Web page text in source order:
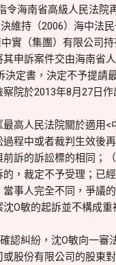
海南省高級人民法院
維持（2006）海中法
實（集團）有限公司
申訴案件交由海南省
定書，決定不予提請
院於2013年8月27日
高人民法院關於適用
程中或者裁判生效後
訴的訴訟標的相同；
，裁定不予受理；已
事人完全不同，爭議
O敏的起訴並不構成
認糾紛，沈O敏向一
股份有限公司的股東